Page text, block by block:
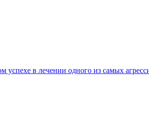
в лечении одного из самых